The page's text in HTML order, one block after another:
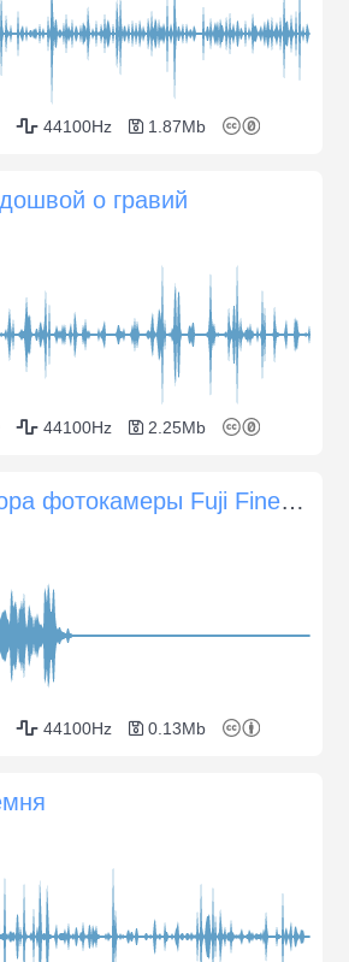
44100Hz 1.87Mb
о гравий
44100Hz 2.25Mb
Щелчок затвора фотокамеры Fuji Finepix F11
44100Hz 0.13Mb